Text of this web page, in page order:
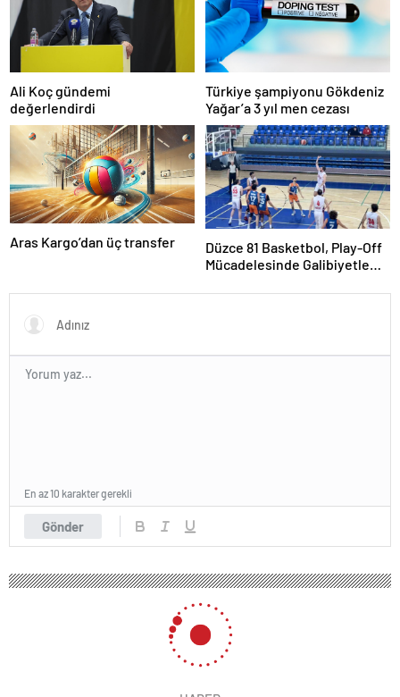
Ali Koç gündemi
değerlendirdi
Türkiye şampiyonu Gökdeniz
Yağar’a 3 yıl men cezası
Aras Kargo’dan üç transfer
Düzce 81 Basketbol, Play-Off
Mücadelesinde Galibiyetle
Gönder
En az 10 karakter gerekli